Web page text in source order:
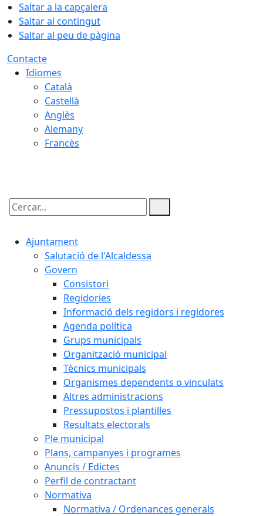
Saltar a la capçalera
Saltar al contingut
Saltar al peu de pàgina
Contacte
Idiomes
Català
Castellà
Anglès
Alemany
Francès
Cercar:
Ajuntament
Salutació de l'Alcaldessa
Govern
Consistori
Regidories
Informació dels regidors i regidores
Agenda política
Grups municipals
Organització municipal
Tècnics municipals
Organismes dependents o vinculats
Altres administracions
Pressupostos i plantilles
Resultats electorals
Ple municipal
Plans, campanyes i programes
Anuncis / Edictes
Perfil de contractant
Normativa
Normativa / Ordenances generals